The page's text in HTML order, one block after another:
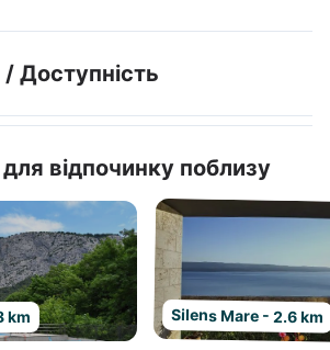
/ Доступність
відпочинку поблизу
km Silens Mare - 2.6 km